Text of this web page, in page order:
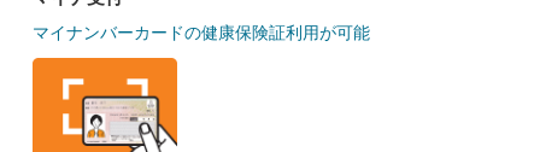
マイナンバーカードの健康保険証利用が可能